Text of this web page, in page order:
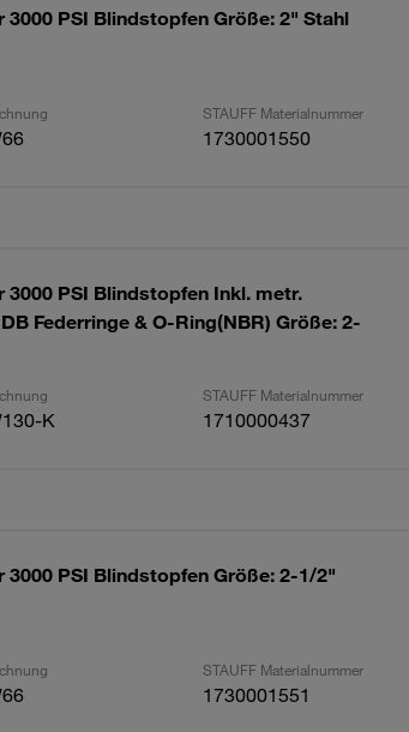
3000 PSI Blindstopfen Größe: 2" Stahl
STAUFF Materialnummer
1730001550
3000 PSI Blindstopfen Inkl. metr.
Federringe & O-Ring(NBR) Größe: 2-
STAUFF Materialnummer
K 1710000437
3000 PSI Blindstopfen Größe: 2-1/2"
STAUFF Materialnummer
1730001551